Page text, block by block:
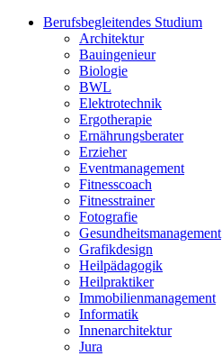
Berufsbegleitendes Studium
Architektur
Bauingenieur
Biologie
BWL
Elektrotechnik
Ergotherapie
Ernährungsberater
Erzieher
Eventmanagement
Fitnesscoach
Fitnesstrainer
Fotografie
Gesundheitsmanagement
Grafikdesign
Heilpädagogik
Heilpraktiker
Immobilienmanagement
Informatik
Innenarchitektur
Jura